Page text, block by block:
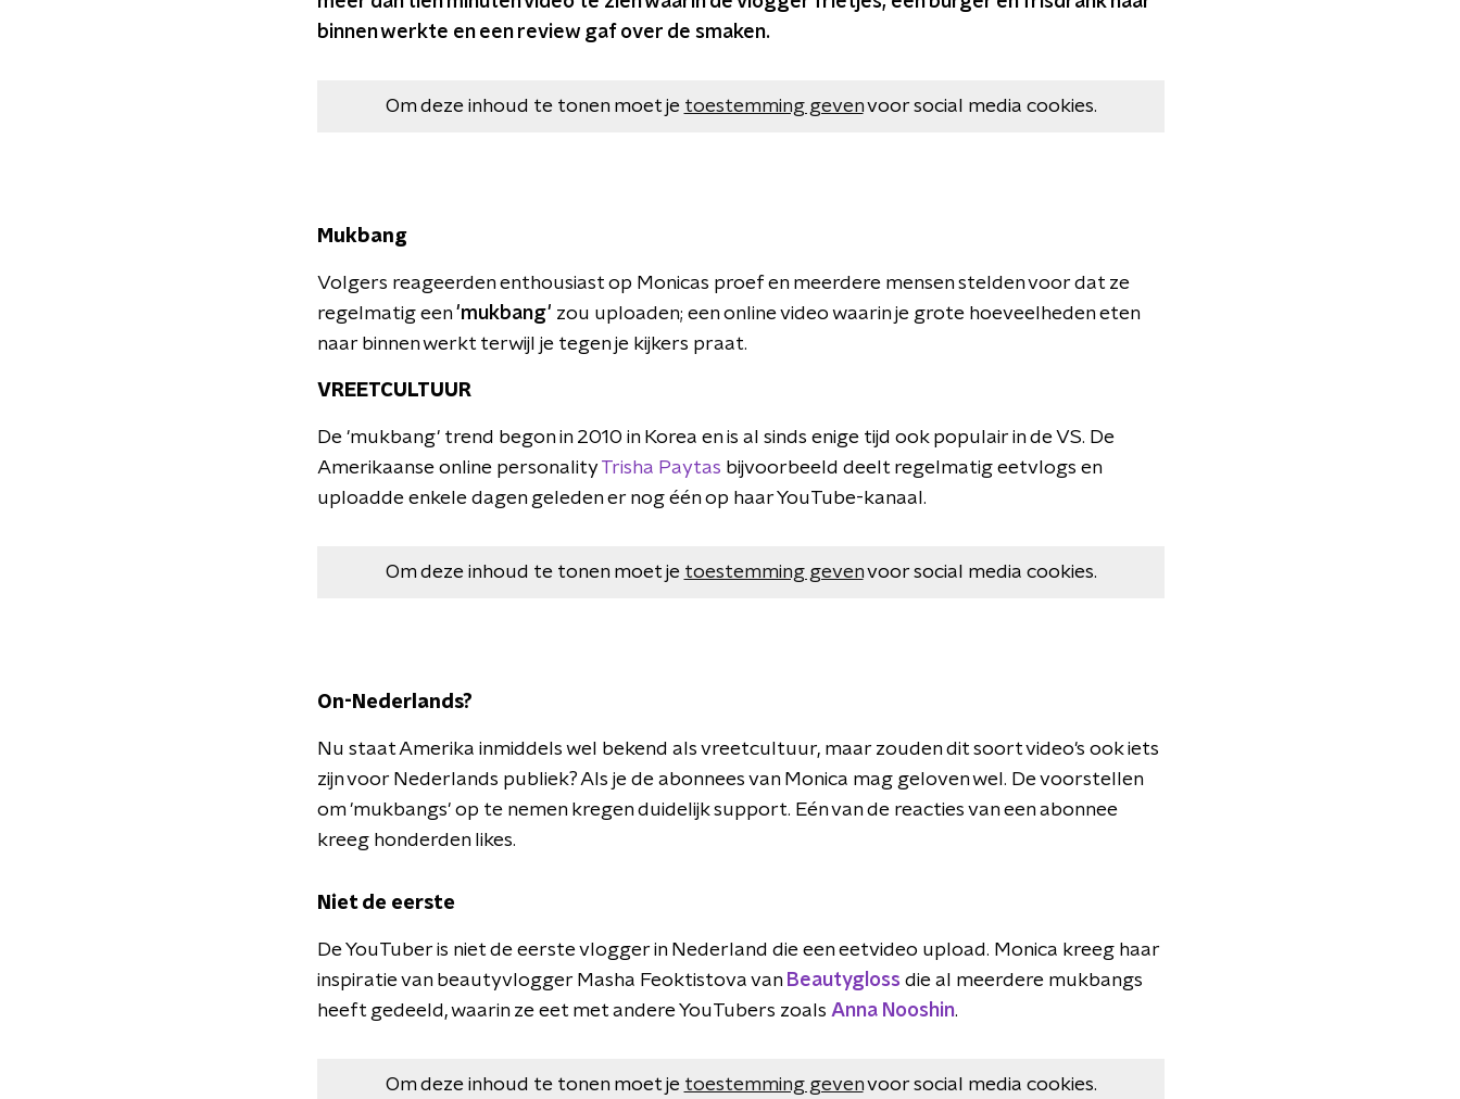
binnen werkte en een review gaf over de smaken.
Om deze inhoud te tonen moet je toestemming gevenvoor social media cookies.
Mukbang
Volgers reageerden enthousiast op Monicas proef en meerdere mensen stelden voor dat ze
regelmatig een'mukbang' zou uploaden; een online video waarin je grote hoeveelheden eten
naar binnen werkt terwijl je tegen je kijkers praat.
VREETCULTUUR
De 'mukbang' trend begon in 2010 in Korea en is al sinds enige tijd ook populair in de VS. De
Amerikaanse online personalityTrisha Paytas bijvoorbeeld deelt regelmatig eetvlogs en
uploadde enkele dagen geleden er nog één op haar YouTube-kanaal.
Om deze inhoud te tonen moet je toestemming gevenvoor social media cookies.
On-Nederlands?
Nu staat Amerika inmiddels wel bekend als vreetcultuur, maar zouden dit soort video's ook iets
zijn voor Nederlands publiek? Als je de abonnees van Monica mag geloven wel. De voorstellen
om 'mukbangs' op te nemen kregen duidelijk support. Eén van de reacties van een abonnee
kreeg honderden likes.
Niet de eerste
De YouTuber is niet de eerste vlogger in Nederland die een eetvideo upload. Monica kreeg haar
inspiratie van beautyvlogger Masha Feoktistova van Beautygloss die al meerdere mukbangs
heeft gedeeld, waarin ze eet met andere YouTubers zoals Anna Nooshin.
Om deze inhoud te tonen moet je toestemming gevenvoor social media cookies.